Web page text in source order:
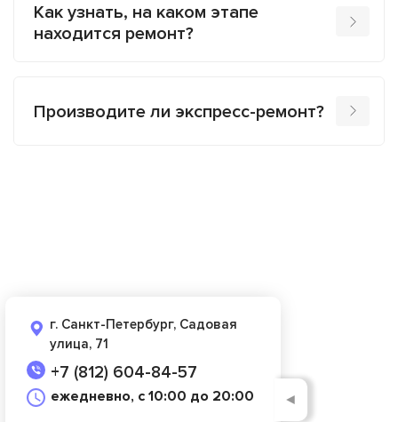
Как узнать, на каком этапе
находится ремонт?
Производите ли экспресс-ремонт?
г. Санкт-Петербург, Садовая
улица, 71
+7 (812) 604-84-57
ежедневно, с 10:00 до 20:00
◄